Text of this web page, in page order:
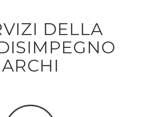
DELLA
ARCHI